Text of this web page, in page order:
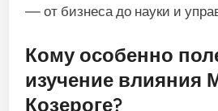
— от бизнеса до науки и
Кому особенно
изучение влияния
Козероге?